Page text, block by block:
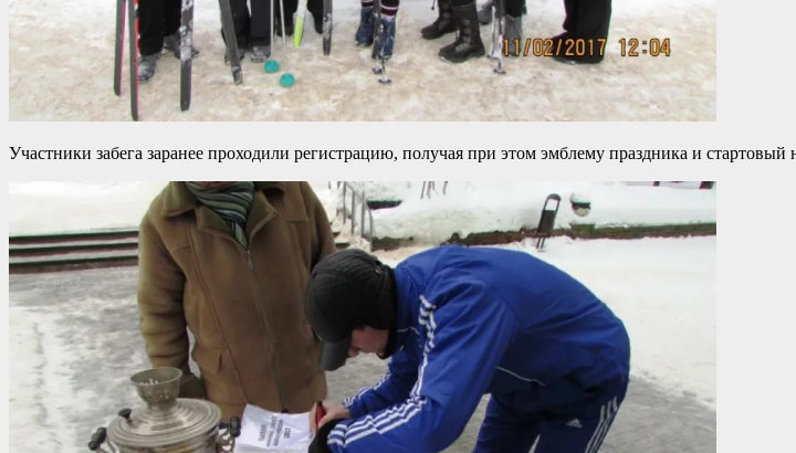
Участники забега заранее проходили регистрацию, получая при этом эмблему праздника и стартовый